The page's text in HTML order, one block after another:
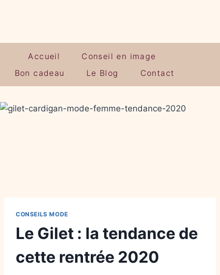
Accueil
Conseil en image
Bon cadeau
Le Blog Contact
CONSEILS MODE
Le Gilet : la tendance de
cette rentrée 2020